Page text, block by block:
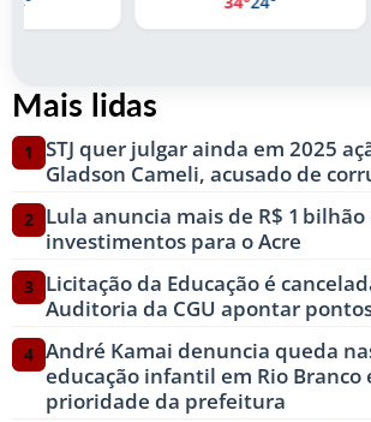
Mais lidas
1
STJ quer julgar ainda em 2025
Gladson Cameli, acusado de
2 Lula anuncia mais de R$ 1 bilhão
investimentos para o Acre
3 Licitação da Educação é
Auditoria da CGU apontar
4 André Kamai denuncia queda
educação infantil em Rio Branco
prioridade da prefeitura